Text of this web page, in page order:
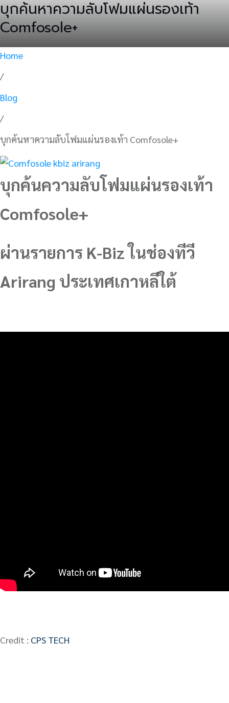
บุกค้นหาความลับโฟมแผ่นรองเท้า
Comfosole+
Home
/
Blog
/
บุกค้นหาความลับโฟมแผ่นรองเท้า Comfosole+
บุกค้นความลับโฟมแผ่นรองเท้า
Comfosole+
ผ่านรายการ K-Biz ในช่องทีวี
Arirang ประเทศเกาหลีใต้
Credit : CPS TECH